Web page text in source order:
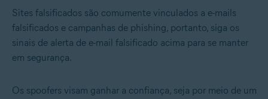
Sites falsificados são comumente vinculados a e-mails
falsificados e campanhas de phishing, portanto, siga os
sinais de alerta de e-mail falsificado acima para se manter
em segurança.
Os spoofers visam ganhar a confiança, seja por meio de um